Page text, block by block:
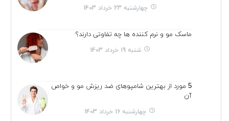
چهارشنبه 23 خرداد 1403
ماسک مو و نرم کننده ها چه تفاوتی دارند؟
شنبه 19 خرداد 1403
5 مورد از بهترین شامپوهای ضد ریزش مو و خواص
آن
چهارشنبه 16 خرداد 1403